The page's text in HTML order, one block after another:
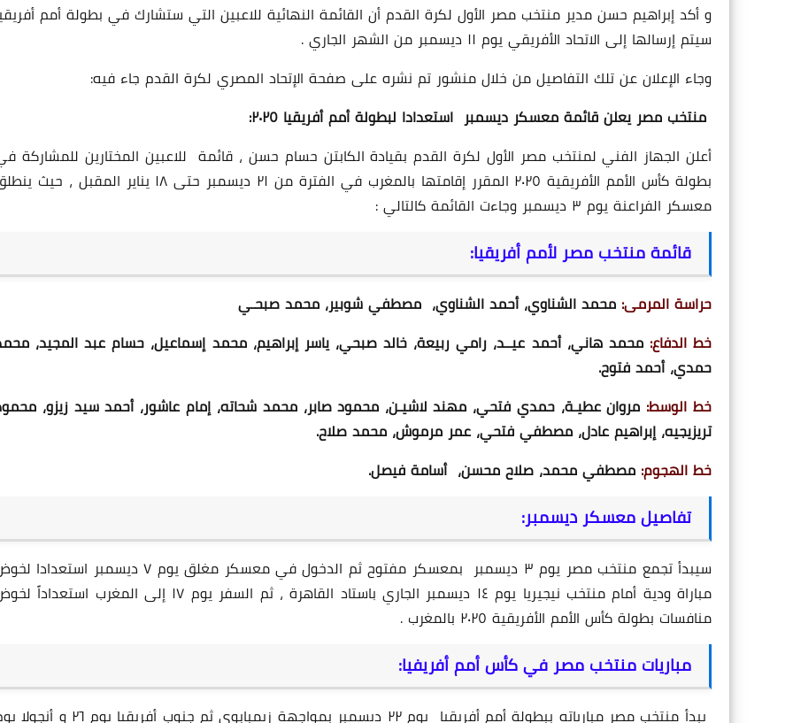
و أكد إبراهيم حسن مدير منتخب مصر الأول لكرة القدم أن القائمة النهائية للاعبين التي ستشارك في بطولة أمم
سيتم إرسالها إلى الاتحاد الأفريقي يوم ١١ ديسمبر من الشهر الجاري .
وجاء الإعلان عن تلك التفاصيل من خلال منشور تم نشره على صفحة الإتحاد المصري لكرة القدم جاء فيه:
منتخب مصر يعلن قائمة معسكر ديسمبر استعدادا لبطولة أمم أفريقيا ٢٠٢٥:
أعلن الجهاز الفني لمنتخب مصر الأول لكرة القدم بقيادة الكابتن حسام حسن ، قائمة للاعبين المختارين للمشاركة
بطولة كأس الأمم الأفريقية ٢٠٢٥ المقرر إقامتها بالمغرب في الفترة من ٢١ ديسمبر حتى ١٨ يناير المقبل ،
معسكر الفراعنة يوم ٣ ديسمبر وجاءت القائمة كالتالي :
قائمة منتخب مصر لأمم أفريقيا:
حراسة المرمى: محمد الشناوي، أحمد الشناوي، مصطفي شوبير، محمد صبحـي
خط الدفاع: محمد هاني، أحمد عيــد، رامي ربيعة، خالد صبحي، ياسر إبراهيم، محمد إسماعيل، حسام عبد المجيد،
حمدي، أحمد فتوح.
خط الوسط: مروان عطيـة، حمدي فتحي، مهند لاشيـن، محمود صابر، محمد شحاته، إمام عاشور، أحمد سيد زيزو،
تريزيجيه، إبراهيم عادل، مصطفي فتحي، عمر مرموش، محمد صلاح.
خط الهجوم: مصطفي محمد، صلاح محسن، أسامة فيصل.
تفاصيل معسكر ديسمبر:
سيبدأ تجمع منتخب مصر يوم ٣ ديسمبر بمعسكر مفتوح ثم الدخول في معسكر مغلق يوم ٧ ديسمبر
مباراة ودية أمام منتخب نيجيريا يوم ١٤ ديسمبر الجاري باستاد القاهرة ، ثم السفر يوم ١٧ إلى المغرب
منافسات بطولة كأس الأمم الأفريقية ٢٠٢٥ بالمغرب .
مباريات منتخب مصر في كأس أمم أفريفيا:
⁠يبدأ منتخب مصر مبارياته ببطولة أمم أفريقيا يوم ٢٢ ديسمبر بمواجهة زيمبابوي ثم جنوب أفريقيا يوم